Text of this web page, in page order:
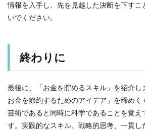
情報を入手し、先を見越した決断を下すこ
いでください。
終わりに
最後に、「お金を貯めるスキル」を紹介し
お金を節約するためのアイデア」を締めく
芸術であると同時に科学であることを覚え
す。実践的なスキル、戦略的思考、一貫し